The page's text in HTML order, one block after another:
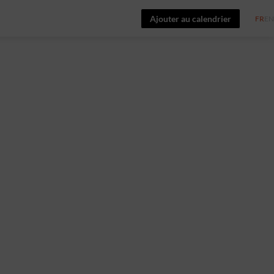
Ajouter au calendrier FR